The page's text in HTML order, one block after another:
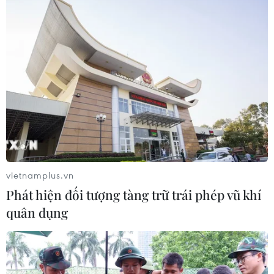
Giá dầu tăng trước những lo ngại về
kế hoạch mở lại Eo biển Hormuz
07/08/2026 08:58
Nhà đầu tư Anh đề xuất siêu dự án Tổ
hợp cảng biển 18 tỷ USD tại Quảng
Ninh
07/08/2026 08:33
Canh tác biển - động lực mới cho
kinh tế biển Việt Nam
07/08/2026 08:14
vietnamplus.vn
Phát hiện đối tượng tàng trữ trái phép vũ khí
quân dụng